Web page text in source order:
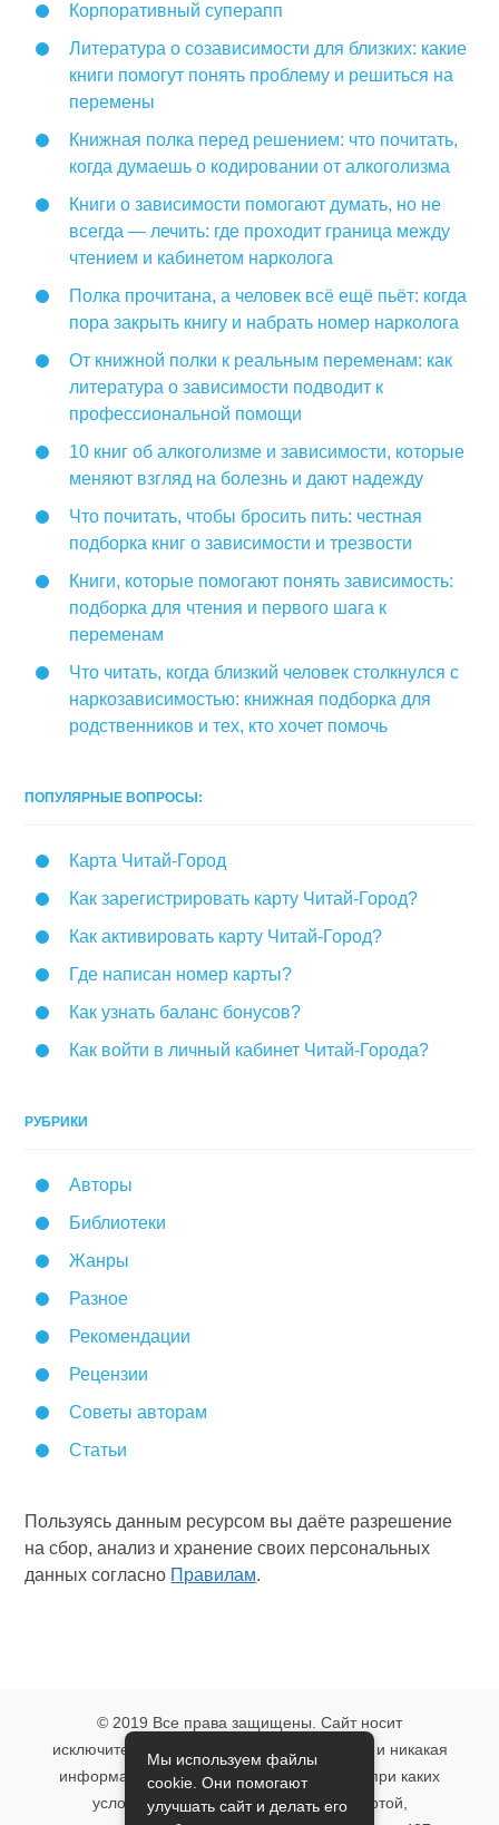
Корпоративный суперапп
Литература о созависимости для близких: какие
книги помогут понять проблему и решиться на
перемены
Книжная полка перед решением: что почитать,
когда думаешь о кодировании от алкоголизма
Книги о зависимости помогают думать, но не
всегда — лечить: где проходит граница между
чтением и кабинетом нарколога
Полка прочитана, а человек всё ещё пьёт: когда
пора закрыть книгу и набрать номер нарколога
От книжной полки к реальным переменам: как
литература о зависимости подводит к
профессиональной помощи
10 книг об алкоголизме и зависимости, которые
меняют взгляд на болезнь и дают надежду
Что почитать, чтобы бросить пить: честная
подборка книг о зависимости и трезвости
Книги, которые помогают понять зависимость:
подборка для чтения и первого шага к
переменам
Что читать, когда близкий человек столкнулся с
наркозависимостью: книжная подборка для
родственников и тех, кто хочет помочь
ПОПУЛЯРНЫЕ ВОПРОСЫ:
Карта Читай-Город
Как зарегистрировать карту Читай-Город?
Как активировать карту Читай-Город?
Где написан номер карты?
Как узнать баланс бонусов?
Как войти в личный кабинет Читай-Города?
РУБРИКИ
Авторы
Библиотеки
Жанры
Разное
Рекомендации
Рецензии
Советы авторам
Статьи
Пользуясь данным ресурсом вы даёте разрешение
на сбор, анализ и хранение своих персональных
данных согласно Правилам.
© 2019 Все права защищены. Сайт носит
исключительно информационный характер и никакая
информация, опубликованная на нём, ни при каких
условиях не является публичной офертой,
Мы используем файлы
cookie. Они помогают
улучшать сайт и делать его